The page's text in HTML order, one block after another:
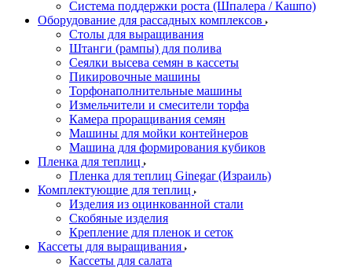
Система поддержки роста (Шпалера / Кашпо)
Оборудование для рассадных комплексов
Столы для выращивания
Штанги (рампы) для полива
Сеялки высева семян в кассеты
Пикировочные машины
Торфонаполнительные машины
Измельчители и смесители торфа
Камера проращивания семян
Машины для мойки контейнеров
Машина для формирования кубиков
Пленка для теплиц
Пленка для теплиц Ginegar (Израиль)
Комплектующие для теплиц
Изделия из оцинкованной стали
Скобяные изделия
Крепление для пленок и сеток
Кассеты для выращивания
Кассеты для салата